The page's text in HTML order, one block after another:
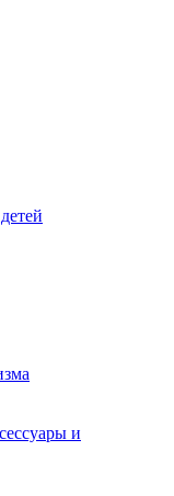
и